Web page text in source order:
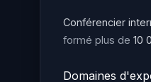
Conférencier
formé plus de 10
Domaines